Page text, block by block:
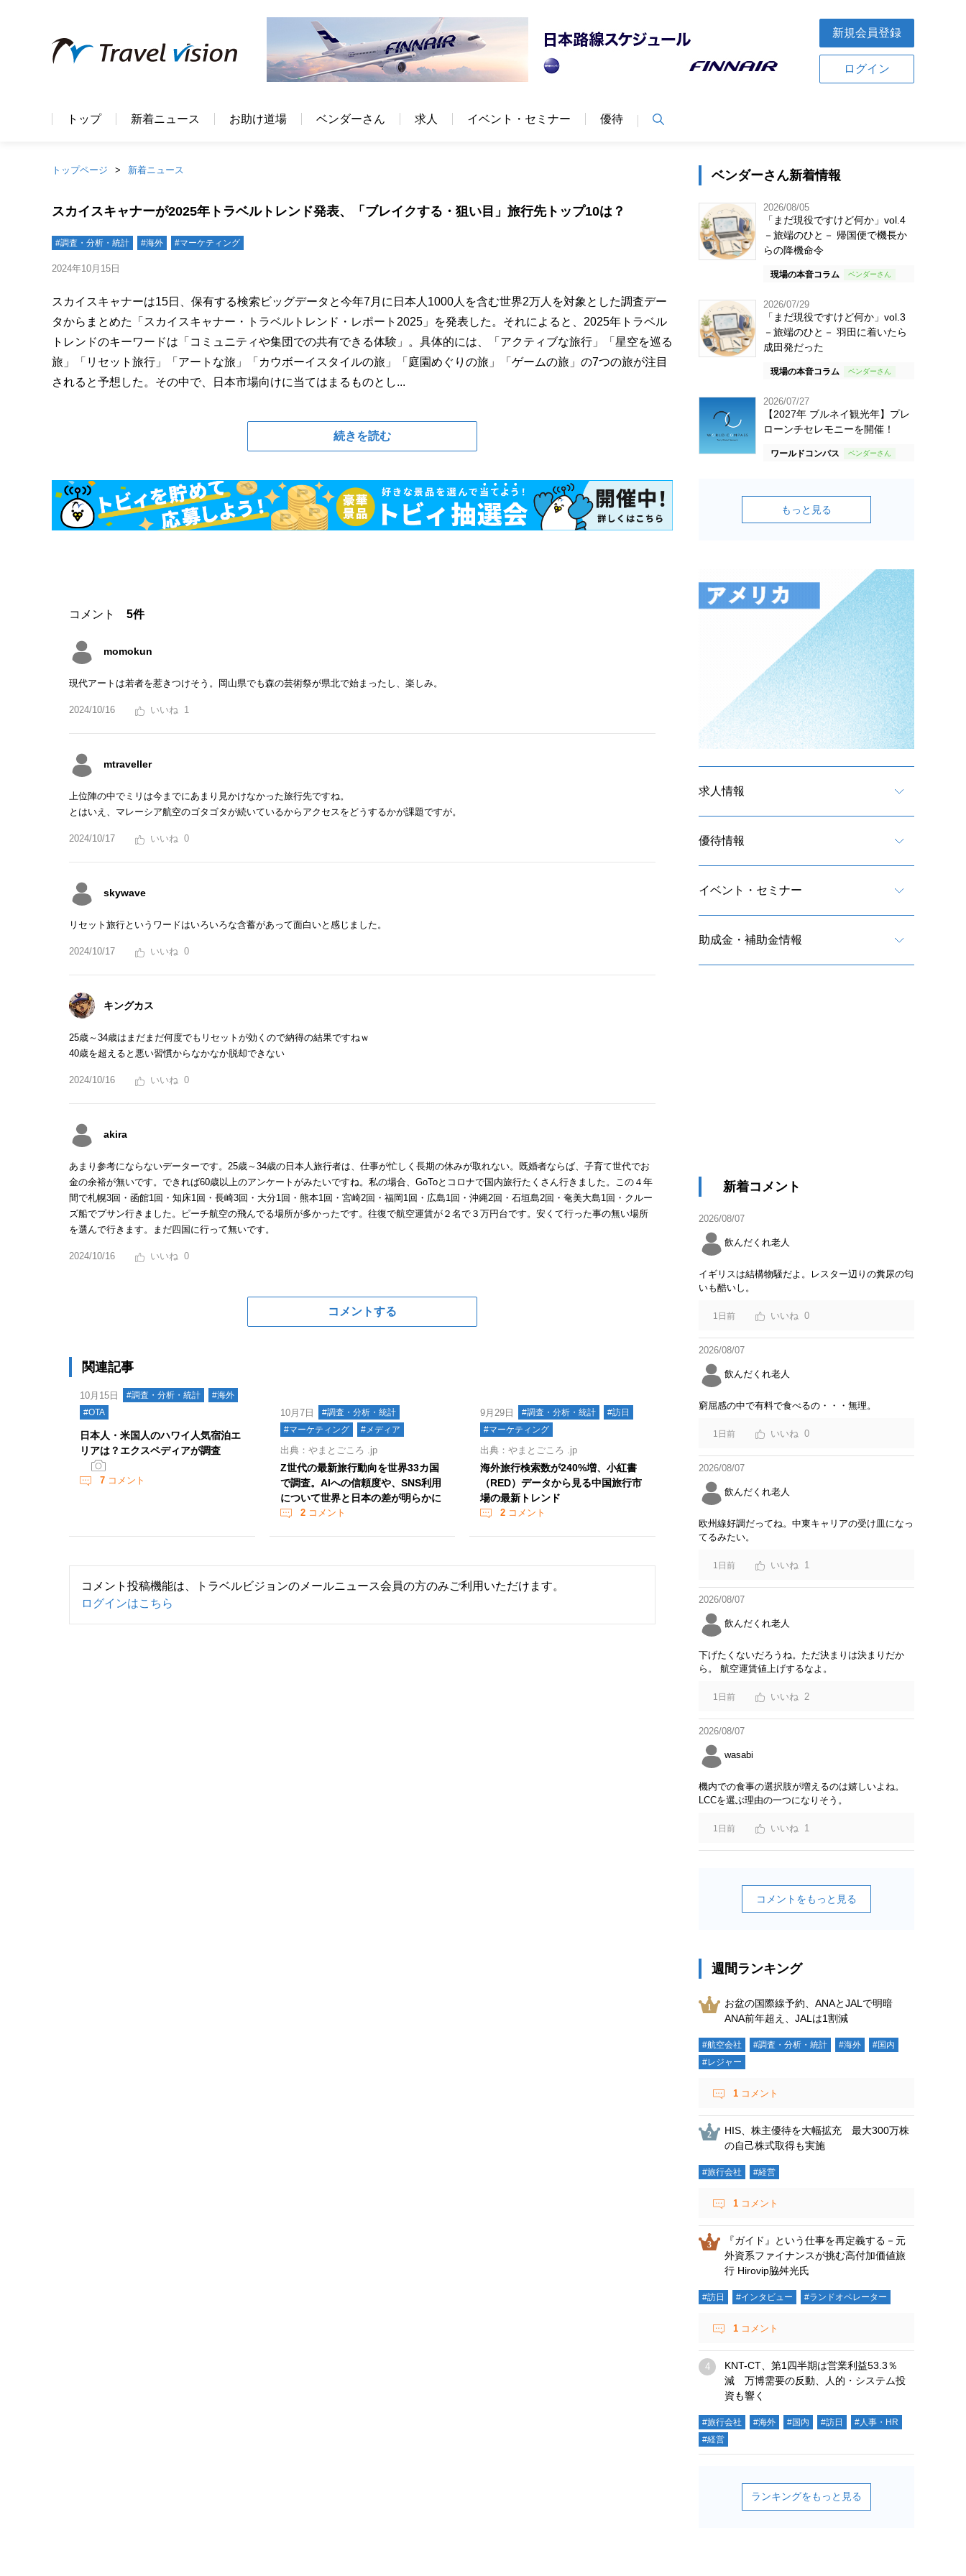
新規会員登録
ログイン
トップ 新着ニュース お助け道場 ベンダーさん 求人 イベント・セミナー 優待
トップページ 新着ニュース
スカイスキャナーが2025年トラベルトレンド発表、「ブレイクする・狙い目」旅行先トップ10は？
#調査・分析・統計 #海外 #マーケティング
2024年10月15日
スカイスキャナーは15日、保有する検索ビッグデータと今年7月に日本人1000人を含む世界2万人を対象とした調査デー
タからまとめた「スカイスキャナー・トラベルトレンド・レポート2025」を発表した。それによると、2025年トラベル
トレンドのキーワードは「コミュニティや集団での共有できる体験」。具体的には、「アクティブな旅行」「星空を巡る
旅」「リセット旅行」「アートな旅」「カウボーイスタイルの旅」「庭園めぐりの旅」「ゲームの旅」の7つの旅が注目
されると予想した。その中で、日本市場向けに当てはまるものとし...
続きを読む
コメント 5件
momokun
現代アートは若者を惹きつけそう。岡山県でも森の芸術祭が県北で始まったし、楽しみ。
2024/10/16 1
mtraveller
上位陣の中でミリは今までにあまり見かけなかった旅行先ですね。
とはいえ、マレーシア航空のゴタゴタが続いているからアクセスをどうするかが課題ですが。
2024/10/17 0
skywave
リセット旅行というワードはいろいろな含蓄があって面白いと感じました。
2024/10/17 0
キングカス
25歳～34歳はまだまだ何度でもリセットが効くので納得の結果ですねｗ
40歳を超えると悪い習慣からなかなか脱却できない
2024/10/16 0
akira
あまり参考にならないデーターです。25歳～34歳の日本人旅行者は、仕事が忙しく長期の休みが取れない。既婚者ならば、子育て世代でお
金の余裕が無いです。できれば60歳以上のアンケートがみたいですね。私の場合、GoToとコロナで国内旅行たくさん行きました。この４年
間で札幌3回・函館1回・知床1回・長崎3回・大分1回・熊本1回・宮崎2回・福岡1回・広島1回・沖縄2回・石垣島2回・奄美大島1回・クルー
ズ船でプサン行きました。ピーチ航空の飛んでる場所が多かったです。往復で航空運賃が２名で３万円台です。安くて行った事の無い場所
を選んで行きます。まだ四国に行って無いです。
2024/10/16 0
コメントする
関連記事
10月15日 #調査・分析・統計
#海外
#OTA
日本人・米国人のハワイ人気宿泊エ
リアは？エクスペディアが調査
7 コメント
10月7日
#調査・分析・統計
#マーケティング
#メディア
出典：やまとごころ .jp
Z世代の最新旅行動向を世界33カ国
で調査。AIへの信頼度や、SNS利用
について世界と日本の差が明らかに
2コメント
9月29日 #調査・分析・統計
#訪日
#マーケティング
出典：やまとごころ .jp
海外旅行検索数が240%増、小紅書
（RED）データから見る中国旅行市
場の最新トレンド
2 コメント
コメント投稿機能は、トラベルビジョンのメールニュース会員の方のみご利用いただけます。
ログインはこちら
ベンダーさん新着情報
2026/08/05
「まだ現役ですけど何か」vol.4
－旅端のひと－ 帰国便で機長か
らの降機命令
現場の本音コラム
2026/07/29
「まだ現役ですけど何か」vol.3
－旅端のひと－ 羽田に着いたら
成田発だった
現場の本音コラム
2026/07/27
【2027年 ブルネイ観光年】プレ
ローンチセレモニーを開催！
ワールドコンパス
もっと見る
求人情報
優待情報
イベント・セミナー
助成金・補助金情報
新着コメント
2026/08/07
飲んだくれ老人
イギリスは結構物騒だよ。レスター辺りの糞尿の匂
いも酷いし。
1日前 0
2026/08/07
飲んだくれ老人
窮屈感の中で有料で食べるの・・・無理。
1日前 0
2026/08/07
飲んだくれ老人
欧州線好調だってね。中東キャリアの受け皿になっ
てるみたい。
1日前 1
2026/08/07
飲んだくれ老人
下げたくないだろうね。ただ決まりは決まりだか
ら。 航空運賃値上げするなよ。
1日前 2
2026/08/07
wasabi
機内での食事の選択肢が増えるのは嬉しいよね。
LCCを選ぶ理由の一つになりそう。
1日前 1
コメントをもっと見る
週間ランキング
お盆の国際線予約、ANAとJALで明暗
ANA前年超え、JALは1割減
#航空会社 #調査・分析・統計 #海外
#国内
#レジャー
1 コメント
HIS、株主優待を大幅拡充 最大300万株
の自己株式取得も実施
#旅行会社 #経営
1 コメント
『ガイド』という仕事を再定義する－元
外資系ファイナンスが挑む高付加価値旅
行 Hirovip脇舛光氏
#訪日 #インタビュー #ランドオペレーター
1 コメント
KNT-CT、第1四半期は営業利益53.3％
減 万博需要の反動、人的・システム投
資も響く
#旅行会社 #海外 #国内 #訪日
#人事・HR
#経営